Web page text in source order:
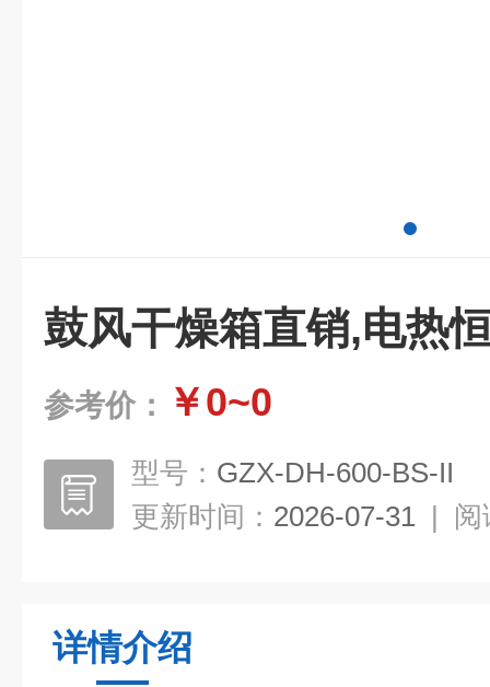
鼓风干燥箱直销,电热
参考价： ￥0~0
型号： GZX-DH-600-BS-II
更新时间： 2026-07-31 | 阅
详情介绍